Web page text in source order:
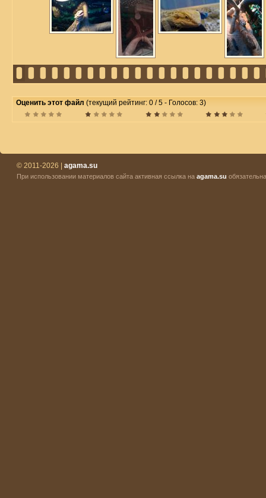
Оценить этот файл (текущий рейтинг: 0 / 5 - Голосов: 3)
© 2011-2026 | agama.su
При использовании материалов сайта активная ссылка на agama.su